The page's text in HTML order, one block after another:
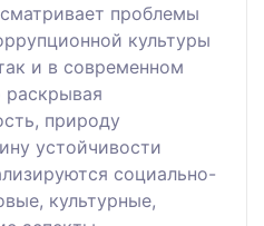
проблемы
культуры
и в современном
раскрывая
природу
устойчивости
социально-
культурные,